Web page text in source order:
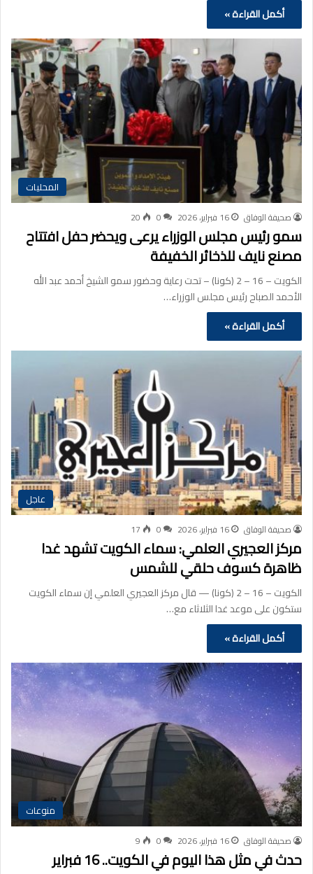
أكمل القراءة »
المحليات
صحيفة الوفاق 16 فبراير، 2026 0
20
سمو رئيس مجلس الوزراء يرعى ويحضر حفل افتتاح
مصنع نايف للذخائر الخفيفة
الكويت – 16 – 2 (كونا) – تحت رعاية وحضور سمو الشيخ أحمد عبد الله
الأحمد الصباح رئيس مجلس الوزراء…
أكمل القراءة »
عاجل
صحيفة الوفاق 16 فبراير، 2026 0
17
مركز العجيري العلمي: سماء الكويت تشهد غدا
ظاهرة كسوف حلقي للشمس
الكويت – 16 – 2 (كونا) — قال مركز العجيري العلمي إن سماء الكويت
ستكون على موعد غدا الثلاثاء مع…
أكمل القراءة »
منوعات
صحيفة الوفاق 16 فبراير، 2026 0
9
حدث في مثل هذا اليوم في الكويت.. 16 فبراير